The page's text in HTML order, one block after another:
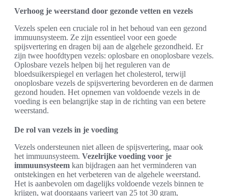
Verhoog je weerstand door gezonde vetten en vezels
Vezels spelen een cruciale rol in het behoud van een gezond
immuunsysteem. Ze zijn essentieel voor een goede
spijsvertering en dragen bij aan de algehele gezondheid. Er
zijn twee hoofdtypen vezels: oplosbare en onoplosbare vezels.
Oplosbare vezels helpen bij het reguleren van de
bloedsuikerspiegel en verlagen het cholesterol, terwijl
onoplosbare vezels de spijsvertering bevorderen en de darmen
gezond houden. Het opnemen van voldoende vezels in de
voeding is een belangrijke stap in de richting van een betere
weerstand.
De rol van vezels in je voeding
Vezels ondersteunen niet alleen de spijsvertering, maar ook
het immuunsysteem. Vezelrijke voeding voor je
immuunsysteem kan bijdragen aan het verminderen van
ontstekingen en het verbeteren van de algehele weerstand.
Het is aanbevolen om dagelijks voldoende vezels binnen te
krijgen, wat doorgaans varieert van 25 tot 30 gram,